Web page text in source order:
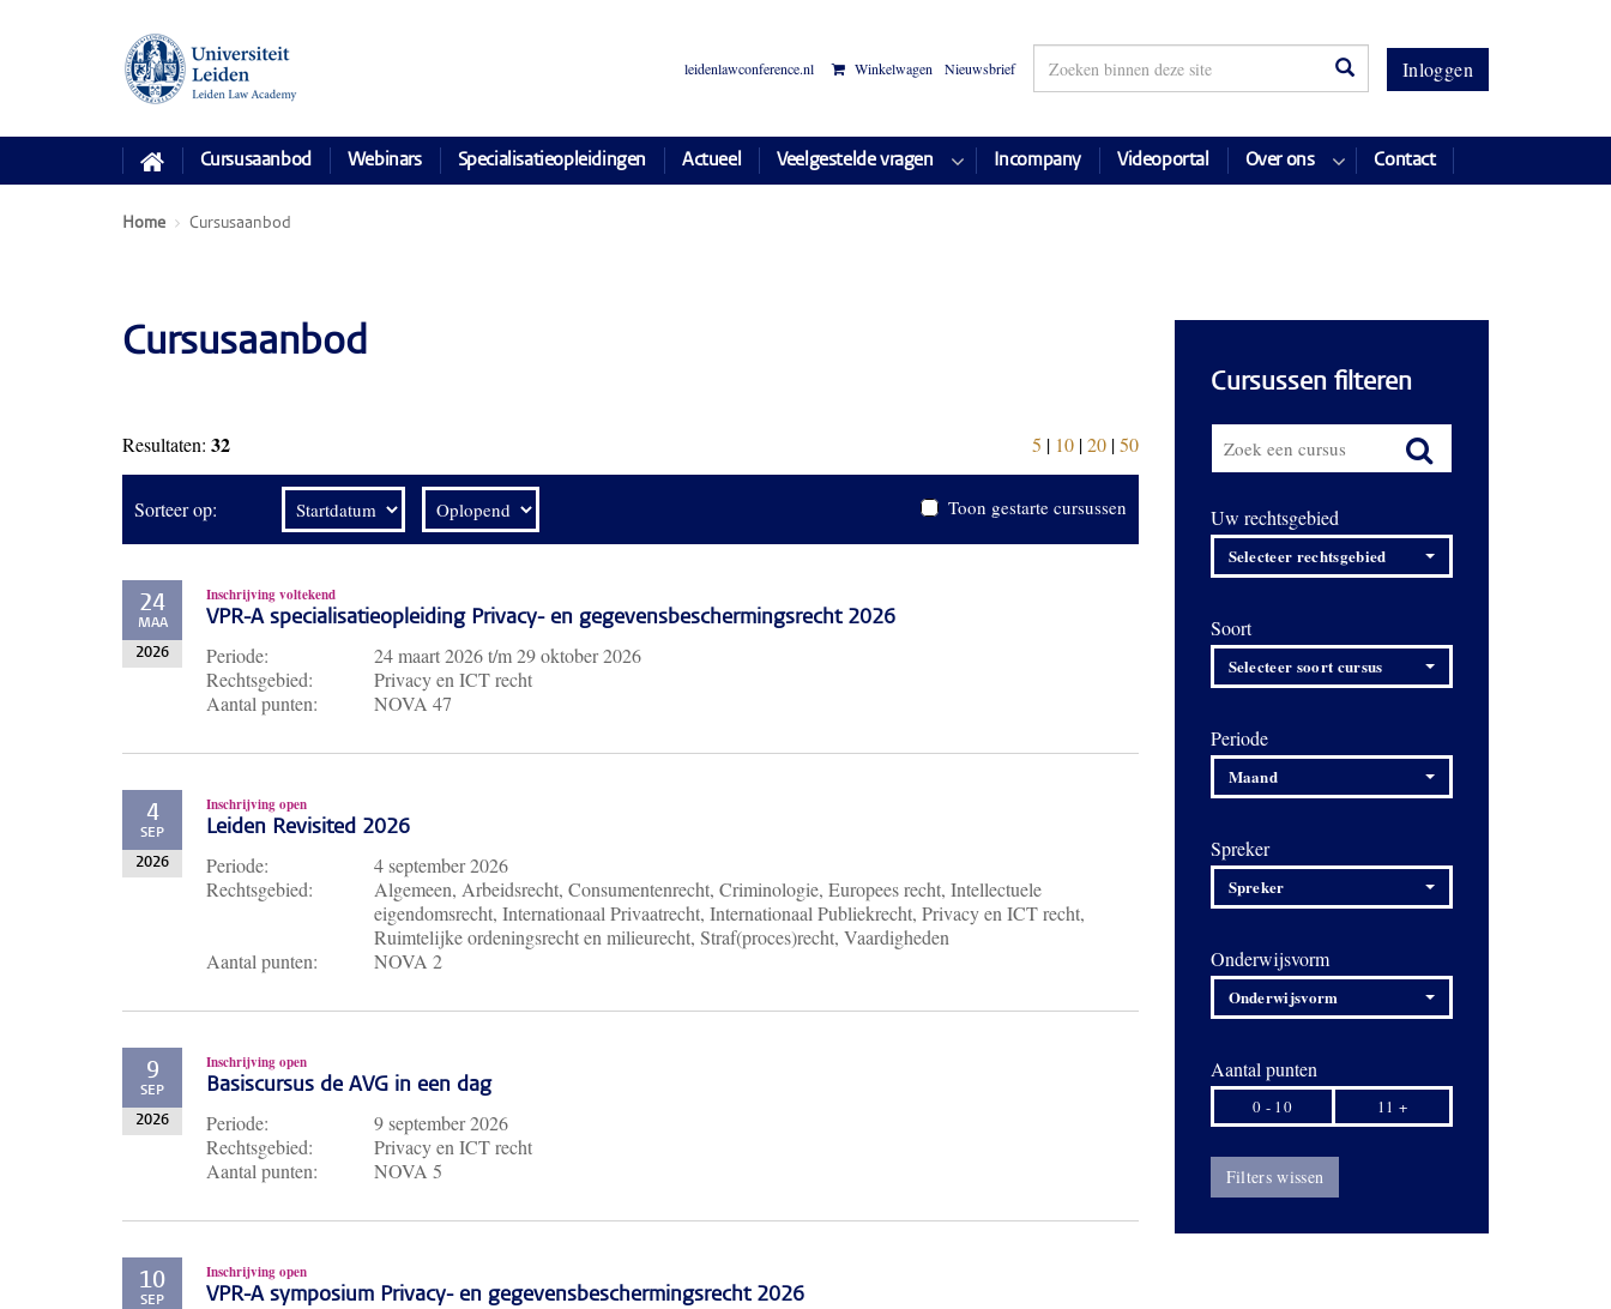
Inloggen
leidenlawconference.nl Winkelwagen Nieuwsbrief
Cursusaanbod Webinars Specialisatieopleidingen Actueel Veelgestelde vragen Incompany Videoportal Over ons Contact
Home Cursusaanbod
Cursusaanbod
Resultaten: 32 5 | 10|20|50
Sorteer op: Toon gestarte cursussen
24
MAA
2026
Inschrijving voltekend
VPR-A specialisatieopleiding Privacy- en gegevensbeschermingsrecht 2026
Periode: 24 maart 2026t/m29 oktober 2026
Rechtsgebied:
Privacy en ICT recht
Aantal punten:
NOVA 47
4
SEP
2026
Inschrijving open
Leiden Revisited 2026
Periode:
4 september 2026
Rechtsgebied:
Algemeen, Arbeidsrecht, Consumentenrecht, Criminologie, Europees recht, Intellectuele
eigendomsrecht, Internationaal Privaatrecht, Internationaal Publiekrecht, Privacy en ICT recht,
Ruimtelijke ordeningsrecht en milieurecht, Straf(proces)recht, Vaardigheden
Aantal punten:
NOVA 2
9
SEP
2026
Inschrijving open
Basiscursus de AVG in een dag
Periode:
9 september 2026
Rechtsgebied:
Privacy en ICT recht
Aantal punten:
NOVA 5
10
SEP
Inschrijving open
VPR-A symposium Privacy- en gegevensbeschermingsrecht 2026
Cursussen filteren
Uw rechtsgebied
Selecteer rechtsgebied
Soort
Selecteer soort cursus
Periode
Maand
Spreker
Spreker
Onderwijsvorm
Onderwijsvorm
Aantal punten
0 - 10 11 +
Filters wissen